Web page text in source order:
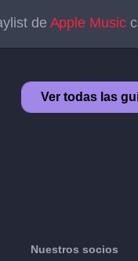
de Apple Music
Ver todas las
Nuestros socios